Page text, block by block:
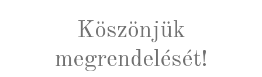
Köszönjük
megrendelését!